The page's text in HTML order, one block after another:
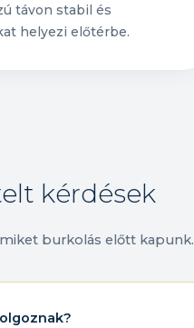
távon stabil és
helyezi előtérbe.
kérdések
burkolás előtt kapunk.